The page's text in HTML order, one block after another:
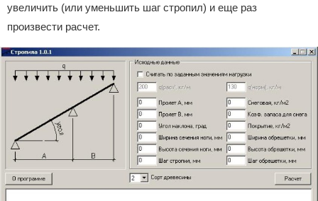
увеличить (или уменьшить шаг стропил) и еще раз
произвести расчет.